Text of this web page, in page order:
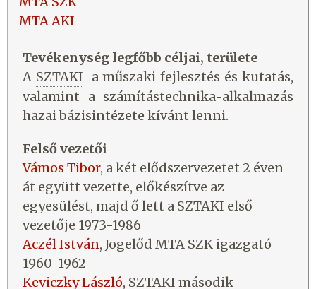
MTA AKI
Tevékenység legfőbb céljai, területe
A SZTAKI a műszaki fejlesztés és kutatás,
valamint a számítástechnika-alkalmazás
hazai bázisintézete kívánt lenni.
Felső vezetői
Vámos Tibor, a két elődszervezetet 2 éven
át együtt vezette, előkészítve az
egyesülést, majd ő lett a SZTAKI első
vezetője 1973-1986
Aczél István, Jogelőd MTA SZK igazgató
1960-1962
Keviczky László, SZTAKI második